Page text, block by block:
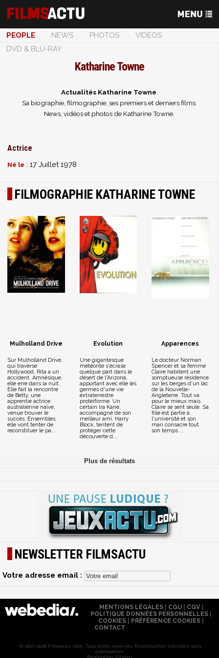
PEOPLE NEWS PHOTOS
VIDÉOS
DVD & BLU-RAY
Katharine Towne
Actualités Katharine Towne
Sa biographie, filmographie, ses premiers et derniers films.
News, vidéos et photos de Katharine Towne.
Actrice
Né le : 17 Juillet 1978
FILMOGRAPHIE KATHARINE TOWNE
Mulholland Drive
Sur Mulholland Drive,
qui traverse
Hollywood, Rita a un
accident. Amnésique,
elle erre dans la nuit.
Elle fait la rencontre
de Betty, une
apprentie actrice
australienne naïve,
venue trouver le
succès. Ensembles,
elle vont tenter de
reconstituer le pa...
Evolution
Une gigantesque
météorite s'écrase
quelque part dans le
désert de l'Arizona,
apportant avec elle les
germes d'une vie
extraterrestre
protéiforme. Un
certain Ira Kane,
accompagné de son
meilleur ami, Harry
Block, tentent de
protéger cette
découverte d...
Apparences
Le docteur Norman
Spencer et sa femme
Claire habitent une
somptueuse résidence
sur les berges d'un lac
de la Nouvelle-
Angleterre. Tout va
pour le mieux mais
Claire se sent seule. Sa
fille est partie à
l'université et son
mari consacre tout
son temps ...
NEWSLETTER FILMSACTU
Votre adresse email :
MENTIONS LÉGALES| CGU| CGV|
POLITIQUE DONNÉES PERSONNELLES
COOKIES
PRÉFÉRENCE COOKIES
CONTACT
© 2007-2026 Filmsactu .com. Tous droits réservés. Reproduction interdite sans
autorisation.
Réalisation Vitalyn